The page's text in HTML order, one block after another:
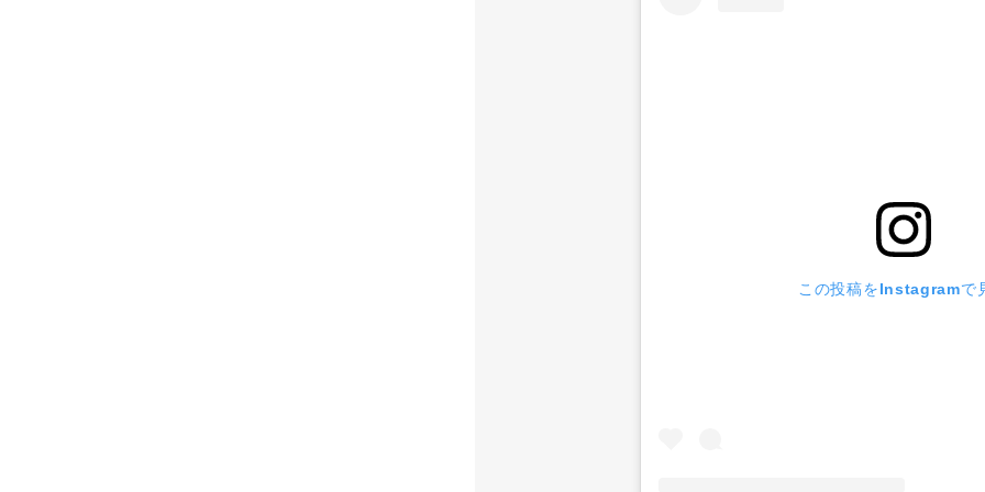
この投稿をInstagramで